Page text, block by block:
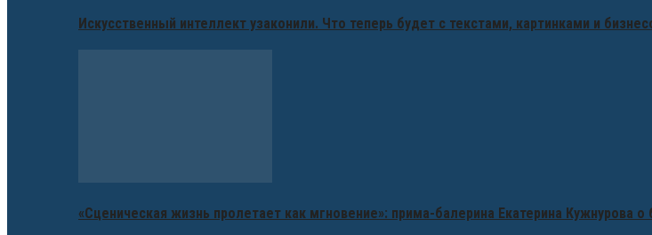
Искусственный интеллект узаконили. Что теперь будет с текстами, картинками и
«Сценическая жизнь пролетает как мгновение»: прима-балерина Екатерина Кужнурова о